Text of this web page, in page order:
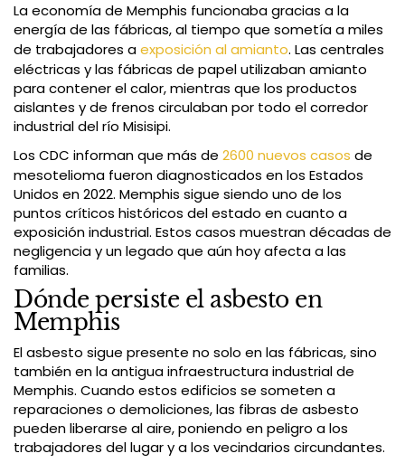
La economía de Memphis funcionaba gracias a la
energía de las fábricas, al tiempo que sometía a miles
de trabajadores aexposición al amianto. Las centrales
eléctricas y las fábricas de papel utilizaban amianto
para contener el calor, mientras que los productos
aislantes y de frenos circulaban por todo el corredor
industrial del río Misisipi.
Los CDC informan que más de 2600 nuevos casos de
mesotelioma fueron diagnosticados en los Estados
Unidos en 2022. Memphis sigue siendo uno de los
puntos críticos históricos del estado en cuanto a
exposición industrial. Estos casos muestran décadas de
negligencia y un legado que aún hoy afecta a las
familias.
Dónde persiste el asbesto en
Memphis
El asbesto sigue presente no solo en las fábricas, sino
también en la antigua infraestructura industrial de
Memphis. Cuando estos edificios se someten a
reparaciones o demoliciones, las fibras de asbesto
pueden liberarse al aire, poniendo en peligro a los
trabajadores del lugar y a los vecindarios circundantes.